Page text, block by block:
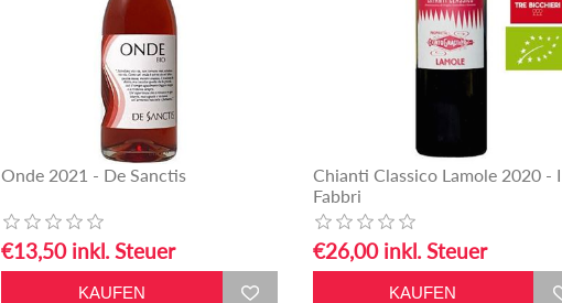
Onde 2021 - De Sanctis
€13,50 inkl. Steuer
Chianti Classico Lamole 2020 - I
Fabbri
€26,00 inkl. Steuer